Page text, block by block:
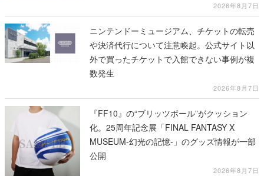
2026年8月7日
ニンテンドーミュージアム、チケットの転売
や決済代行について注意喚起。公式サイト以
外で買ったチケットで入館できない事例が複
数発生
2026年8月7日
『FF10』の“ブリッツボール”がクッション
化。25周年記念展「FINAL FANTASY X
MUSEUM-幻光の記憶-」のグッズ情報が一部
公開
2026年8月7日